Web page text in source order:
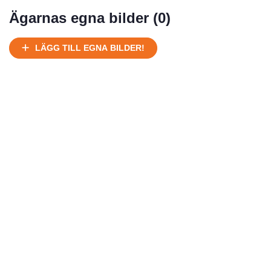
Under normalt skick, kan kräva reparation
Ägarnas egna bilder (0)
LÄGG TILL EGNA BILDER!